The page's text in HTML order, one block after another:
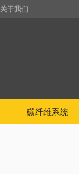
关于我们
碳纤维系统